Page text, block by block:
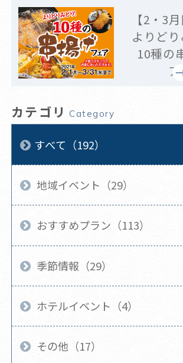
【2・3
よりど
10種の
ア
カテゴリ Category
すべて（192）
地域イベント（29）
おすすめプラン（113）
季節情報（29）
ホテルイベント（4）
その他（17）